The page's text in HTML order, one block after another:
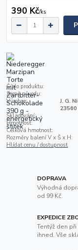
390 Kč/ks
Číslo produktu:
Země původu:
Výrobce:
J. G.
23560
Skladování:
Hmotnost:
Celková hmotnost:
Rozměry balení V x Š x H:
Hlídat cenu / dostupnost
DOPRAVA
Výhodná
od 99 Kč.
EXPEDICE
Tentýž den
ihned. Vše